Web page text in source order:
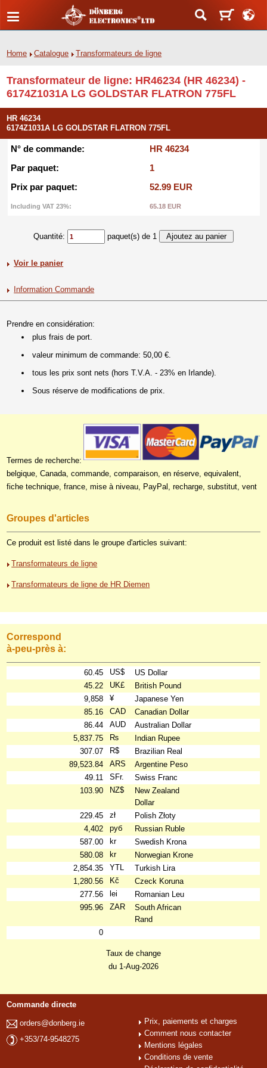
Home Catalogue Transformateurs de ligne
Transformateur de ligne: HR46234 (HR 46234) -
6174Z1031A LG GOLDSTAR FLATRON 775FL
HR 46234
6174Z1031A LG GOLDSTAR FLATRON 775FL
N° de commande:
HR 46234
Par paquet:
1
Prix par paquet:
52.99 EUR
Including VAT 23%: 65.18 EUR
Quantité: paquet(s) de 1
Voir le panier
Information Commande
Prendre en considération:
plus frais de port.
valeur minimum de commande: 50,00 €.
tous les prix sont nets (hors T.V.A. - 23% en Irlande).
Sous réserve de modifications de prix.
Termes de recherche:
belgique, Canada, commande, comparaison, en réserve, equivalent,
fiche technique, france, mise à niveau, PayPal, recharge, substitut, vent
Groupes d'articles
Ce produit est listé dans le groupe d'articles suivant:
Transformateurs de ligne
Transformateurs de ligne de HR Diemen
Correspond
à-peu-près à:
60.45 US$
US Dollar
45.22
UK£
British Pound
9,858
¥
Japanese Yen
85.16
CAD
Canadian Dollar
86.44
AUD
Australian Dollar
5,837.75
₨
Indian Rupee
307.07
R$
Brazilian Real
89,523.84
ARS
Argentine Peso
49.11
SFr.
Swiss Franc
103.90
NZ$
New Zealand
Dollar
229.45
zł
Polish Złoty
4,402
руб
Russian Ruble
587.00
kr
Swedish Krona
580.08
kr
Norwegian Krone
2,854.35
YTL
Turkish Lira
1,280.56
Kč
Czeck Koruna
277.56
lei
Romanian Leu
995.96
ZAR
South African
Rand
0
Taux de change
du 1-Aug-2026
Commande directe
orders@donberg.ie
+353/74-9548275
Prix, paiements et charges
Comment nous contacter
Mentions légales
Conditions de vente